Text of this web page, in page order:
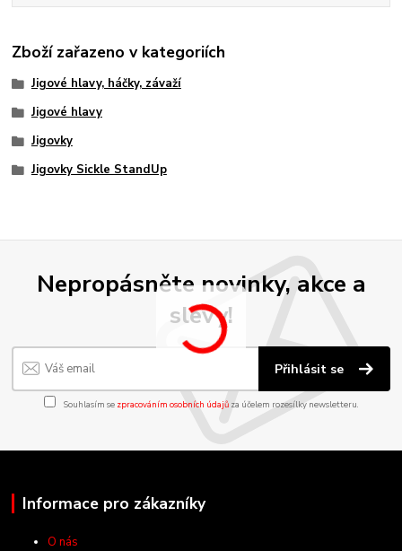
Zboží zařazeno v kategoriích
Jigové hlavy, háčky, závaží
Jigové hlavy
Jigovky
Jigovky Sickle StandUp
Nepropásněte novinky, akce a
slevy!
Přihlásit se
Souhlasím se zpracováním osobních údajůza účelem rozesílky newsletteru.
Informace pro zákazníky
O nás